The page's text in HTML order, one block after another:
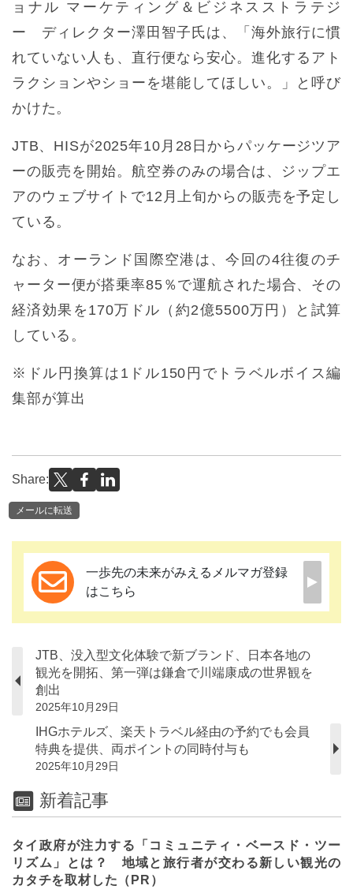
ョナル マーケティング＆ビジネスストラテジ
ー ディレクター澤田智子氏は、「海外旅行に慣
れていない人も、直行便なら安心。進化するアト
ラクションやショーを堪能してほしい。」と呼び
かけた。
JTB、HISが2025年10月28日からパッケージツア
ーの販売を開始。航空券のみの場合は、ジップエ
アのウェブサイトで12月上旬からの販売を予定し
ている。
なお、オーランド国際空港は、今回の4往復のチ
ャーター便が搭乗率85％で運航された場合、その
経済効果を170万ドル（約2億5500万円）と試算
している。
※ドル円換算は1ドル150円でトラベルボイス編
集部が算出
Share:
メールに転送
一歩先の未来がみえるメルマガ登録
はこちら
JTB、没入型文化体験で新ブランド、日本各地の
観光を開拓、第一弾は鎌倉で川端康成の世界観を
創出
2025年10月29日
IHGホテルズ、楽天トラベル経由の予約でも会員
特典を提供、両ポイントの同時付与も
2025年10月29日
新着記事
タイ政府が注力する「コミュニティ・ベースド・ツー
リズム」とは？ 地域と旅行者が交わる新しい観光の
カタチを取材した（PR）